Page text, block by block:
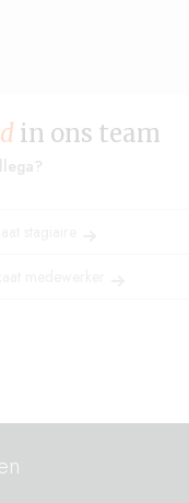
in ons team